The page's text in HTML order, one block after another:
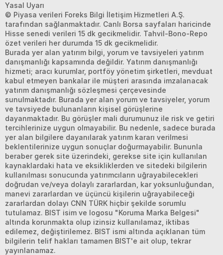
Yasal Uyarı
© Piyasa verileri Foreks Bilgi İletişim Hizmetleri A.Ş.
tarafından sağlanmaktadır. Canlı Borsa sayfaları haricinde
Hisse senedi verileri 15 dk gecikmelidir. Tahvil-Bono-Repo
özet verileri her durumda 15 dk gecikmelidir.
Burada yer alan yatırım bilgi, yorum ve tavsiyeleri yatırım
danışmanlığı kapsamında değildir. Yatırım danışmanlığı
hizmeti; aracı kurumlar, portföy yönetim şirketleri, mevduat
kabul etmeyen bankalar ile müşteri arasında imzalanacak
yatırım danışmanlığı sözleşmesi çerçevesinde
sunulmaktadır. Burada yer alan yorum ve tavsiyeler, yorum
ve tavsiyede bulunanların kişisel görüşlerine
dayanmaktadır. Bu görüşler mali durumunuz ile risk ve getiri
tercihlerinize uygun olmayabilir. Bu nedenle, sadece burada
yer alan bilgilere dayanılarak yatırım kararı verilmesi
beklentilerinize uygun sonuçlar doğurmayabilir. Bununla
beraber gerek site üzerindeki, gerekse site için kullanılan
kaynaklardaki hata ve eksikliklerden ve sitedeki bilgilerin
kullanılması sonucunda yatırımcıların uğrayabilecekleri
doğrudan ve/veya dolaylı zararlardan, kar yoksunluğundan,
manevi zararlardan ve üçüncü kişilerin uğrayabileceği
zararlardan dolayı CNN TÜRK hiçbir şekilde sorumlu
tutulamaz. BIST isim ve logosu "Koruma Marka Belgesi"
altında korunmakta olup izinsiz kullanılamaz, iktibas
edilemez, değiştirilemez. BIST ismi altında açıklanan tüm
bilgilerin telif hakları tamamen BIST'e ait olup, tekrar
yayınlanamaz.